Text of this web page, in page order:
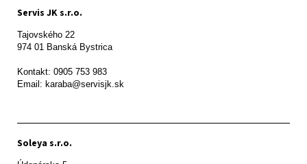
Servis JK s.r.o.
Tajovského 22
974 01 Banská Bystrica
Kontakt: 0905 753 983
Email: karaba@servisjk.sk
Soleya s.r.o.